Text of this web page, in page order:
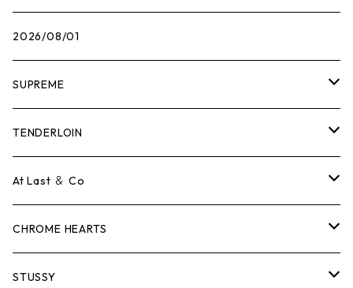
2026/08/01
SUPREME
Tシャツ
ロンTEE
スウェット/ニット
シャツ
TENDERLOIN
Tシャツ
ロンTEE
スウェット/ニット
At Last ＆ Co
Tシャツ
ロンTEE
CHROME HEARTS
Tシャツ
STUSSY